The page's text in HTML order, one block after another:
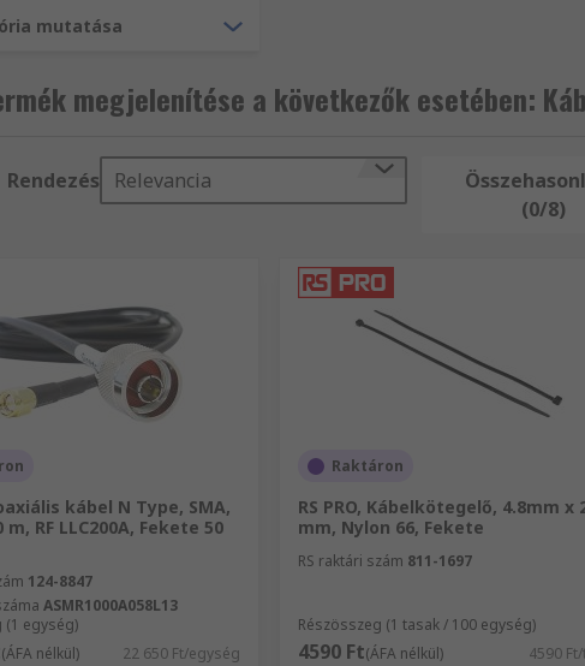
mutatása
megjelenítése a következők esetében:
Rendezés Relevancia
(0/8)
kábel N Type, SMA,
RF LLC200A, Fekete 50
124-8847
ASMR1000A058L13
(1 egység)
(ÁFA nélkül) 22 650 Ft/egység
Raktáron
RS PRO, Kábelkötegelő, 4.8mm x
mm, Nylon 66, Fekete
RS raktári szám 811-1697
Részösszeg (1 tasak / 100 egység)
4590 Ft(ÁFA nélkül) 4590